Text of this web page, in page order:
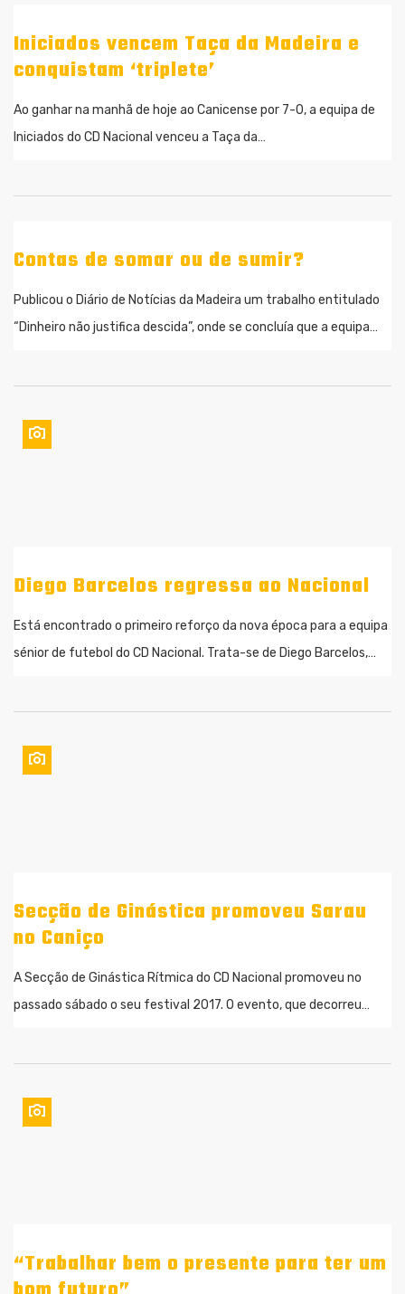
Iniciados vencem Taça da Madeira e
conquistam ‘triplete’
Ao ganhar na manhã de hoje ao Canicense por 7-0, a equipa de
Iniciados do CD Nacional venceu a Taça da…
Contas de somar ou de sumir?
Publicou o Diário de Notícias da Madeira um trabalho entitulado
“Dinheiro não justifica descida”, onde se concluía que a equipa…
Diego Barcelos regressa ao Nacional
Está encontrado o primeiro reforço da nova época para a equipa
sénior de futebol do CD Nacional. Trata-se de Diego Barcelos,…
Secção de Ginástica promoveu Sarau
no Caniço
A Secção de Ginástica Rítmica do CD Nacional promoveu no
passado sábado o seu festival 2017. O evento, que decorreu…
“Trabalhar bem o presente para ter um